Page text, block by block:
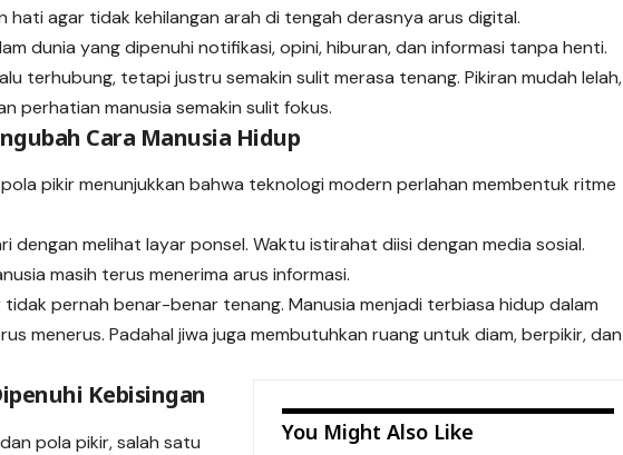
hati agar tidak kehilangan arah di tengah derasnya arus digital.
dunia yang dipenuhi notifikasi, opini, hiburan, dan informasi tanpa henti.
terhubung, tetapi justru semakin sulit merasa tenang. Pikiran mudah lelah,
perhatian manusia semakin sulit fokus.
Cara Manusia Hidup
pikir menunjukkan bahwa teknologi modern perlahan membentuk ritme
dengan melihat layar ponsel. Waktu istirahat diisi dengan media sosial.
masih terus menerima arus informasi.
pernah benar-benar tenang. Manusia menjadi terbiasa hidup dalam
menerus. Padahal jiwa juga membutuhkan ruang untuk diam, berpikir, dan
You Might Also Like
Kebisingan
pola pikir, salah satu